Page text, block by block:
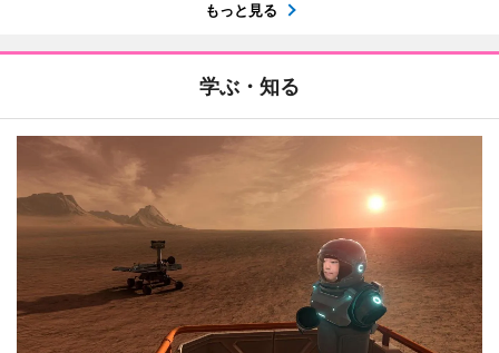
もっと見る
学ぶ・知る